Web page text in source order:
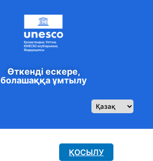
Өткенді ескере,
болашаққа ұмтылу
ҚОСЫЛУ